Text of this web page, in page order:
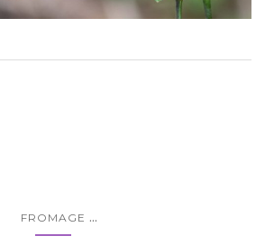
FROMAGE ...